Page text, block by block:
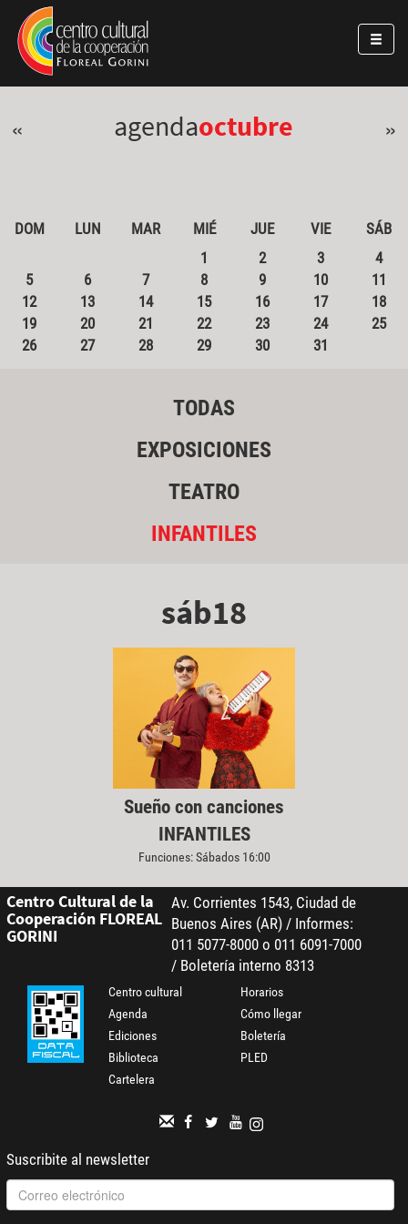
Pasar al contenido principal
Jump to main content
« agendaoctubre »
DOM LUN MAR MIÉ JUE VIE
SÁB
1
2 3
4
5
6 7 8 9 10
11
12
13 14 15 16 17
18
19
20 21 22 23 24
25
26
27 28 29 30 31
TODAS
EXPOSICIONES
TEATRO
INFANTILES
sáb18
Sueño con canciones
INFANTILES
Funciones: Sábados 16:00
Centro Cultural de la
Cooperación FLOREAL
GORINI
Av. Corrientes 1543, Ciudad de
Buenos Aires (AR) / Informes:
011 5077-8000 o 011 6091-7000
/ Boletería interno 8313
Centro cultural
Agenda
Ediciones
Biblioteca
Cartelera
Horarios
Cómo llegar
Boletería
PLED
Suscribite al newsletter